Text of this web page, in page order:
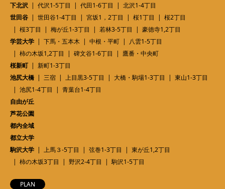
下北沢
代沢1-5丁目 代田1-6丁目
北沢1-4丁目
世田谷
世田谷1-4丁目 宮坂1，2丁目 桜1丁目
桜2丁目
桜3丁目
梅が丘1-3丁目 若林3-5丁目
豪徳寺1,2丁目
学芸大学
下馬・五本木 中根・平町
八雲1-5丁目
柿の木坂1,2丁目
碑文谷1-6丁目
鷹番・中央町
桜新町
新町1-3丁目
池尻大橋
三宿 上目黒3-5丁目 大橋・駒場1-3丁目
東山1-3丁目
池尻1-4丁目
青葉台1-4丁目
自由が丘
芦花公園
都内全域
都立大学
駒沢大学
上馬３-5丁目 弦巻1-3丁目
東が丘1,2丁目
柿の木坂3丁目
野沢2-4丁目 駒沢1-5丁目
PLAN